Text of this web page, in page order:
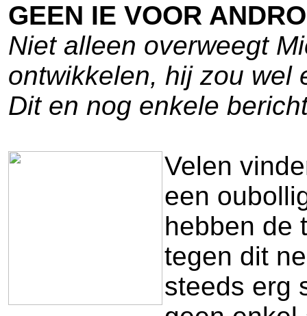
GEEN IE VOOR
Niet alleen overweegt
ontwikkelen, hij zou wel
Dit en nog enkele
Velen
een
hebben de
tegen dit
steeds erg